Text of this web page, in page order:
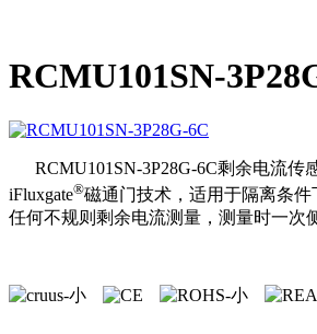
RCMU101SN-
RCMU101SN-3P28G-6C剩余电流传
iFluxgate®磁通门技术，适用于隔离条
任何不规则剩余电流测量，测量时一次